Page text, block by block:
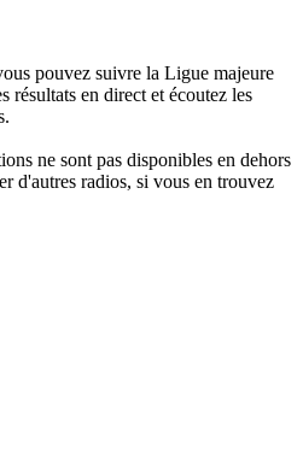
pouvez suivre la Ligue majeure
résultats en direct et écoutez les
ne sont pas disponibles en dehors
d'autres radios, si vous en trouvez